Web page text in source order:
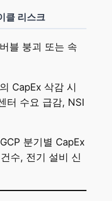
클 리스크
블 붕괴 또는 속
CapEx 삭감 시
터 수요 급감, NSI
분기별 CapEx
수, 전기 설비 신